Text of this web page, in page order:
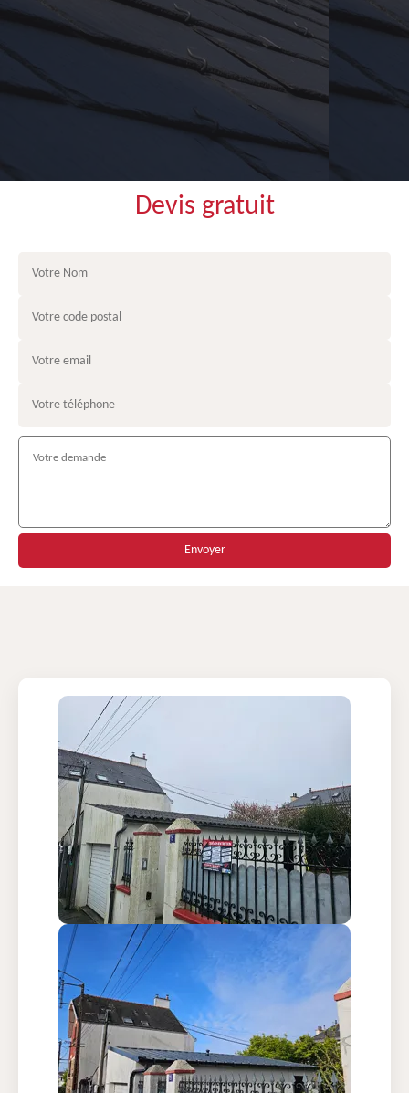
Devis gratuit